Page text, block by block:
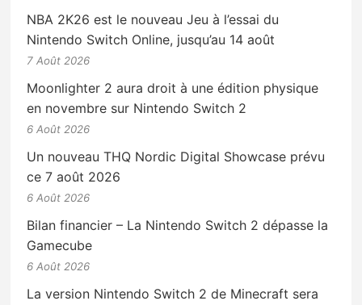
NBA 2K26 est le nouveau Jeu à l’essai du
Nintendo Switch Online, jusqu’au 14 août
7 Août 2026
Moonlighter 2 aura droit à une édition physique
en novembre sur Nintendo Switch 2
6 Août 2026
Un nouveau THQ Nordic Digital Showcase prévu
ce 7 août 2026
6 Août 2026
Bilan financier – La Nintendo Switch 2 dépasse la
Gamecube
6 Août 2026
La version Nintendo Switch 2 de Minecraft sera